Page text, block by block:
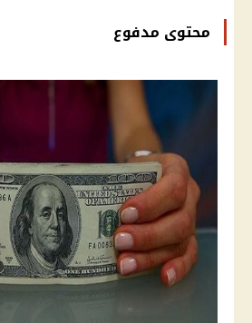
محتوى مدفوع